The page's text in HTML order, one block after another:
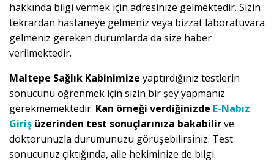
hakkında bilgi vermek için adresinize gelmektedir. Sizin
tekrardan hastaneye gelmeniz veya bizzat laboratuvara
gelmeniz gereken durumlarda da size haber
verilmektedir.
Maltepe Sağlık Kabinimize yaptırdığınız testlerin
sonucunu öğrenmek için sizin bir şey yapmanız
gerekmemektedir. Kan örneği verdiğinizde E-Nabız
Giriş üzerinden test sonuçlarınıza bakabilirve
doktorunuzla durumunuzu görüşebilirsiniz. Test
sonucunuz çıktığında, aile hekiminize de bilgi